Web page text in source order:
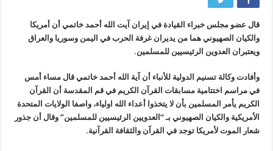
قال عضو مجلس خبراء القيادة في إيران آيت الله أحمد خاتمي أن أمريكا
والكيان الصهيوني هما من يديران غرفة الحرب في اليمن وسوريا والعراق
ويعتبران العدوين الرئيسيين للمسلمين.
وأفادت وكالة تسنيم الدولية للأنباء أن آية الله أحمد خاتمي قال مساء أمس
في مراسم اختتامية مسابقات القرآن الكريم في قم المقدسة أن القرآن
الكريم يأمر المسلمين بأن لا يتخذوا أعداء الله اولياء، واصفا الولايات المتحدة
الأمريكية والكيان الصهيوني بـ “العدويين الرئيسيين للمسلمين” وقال أن جذور
شعار الموت لأمريكا توجد في القرآن والثقافة القرآنية.